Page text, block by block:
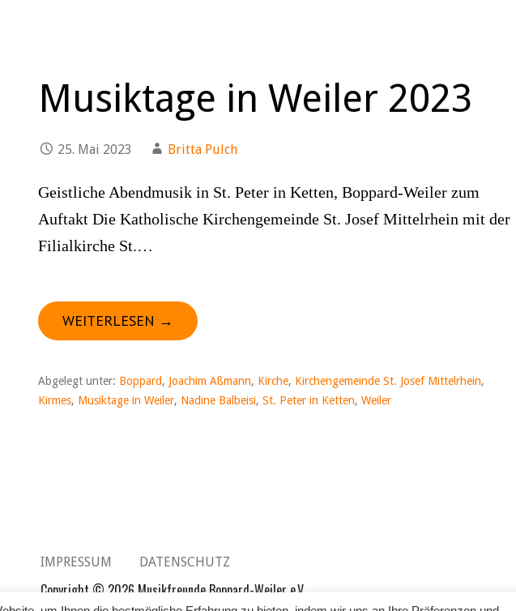
Musiktage in Weiler 2023
25. Mai 2023 Britta Pulch
Geistliche Abendmusik in St. Peter in Ketten, Boppard-Weiler zum
Auftakt Die Katholische Kirchengemeinde St. Josef Mittelrhein mit der
Filialkirche St.…
WEITERLESEN →
Abgelegt unter: Boppard, Joachim Aßmann, Kirche, Kirchengemeinde St. Josef Mittelrhein,
Kirmes, Musiktage in Weiler, Nadine Balbeisi, St. Peter in Ketten, Weiler
IMPRESSUM DATENSCHUTZ
Copyright © 2026 Musikfreunde Boppard-Weiler e.V.